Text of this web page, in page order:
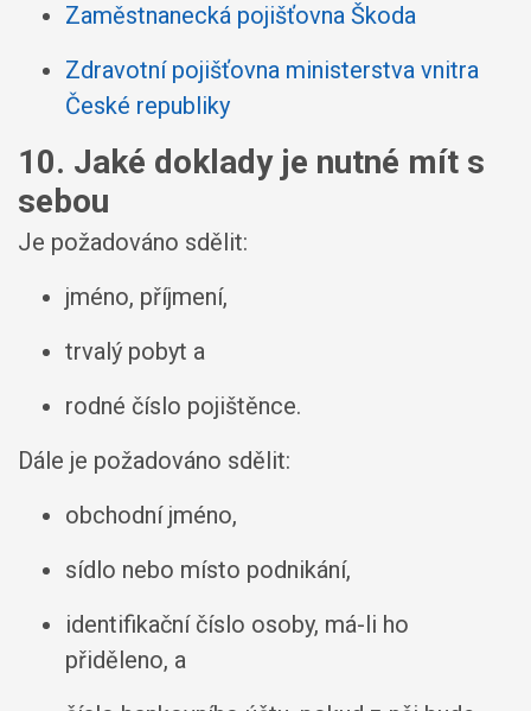
Zaměstnanecká pojišťovna Škoda
Zdravotní pojišťovna ministerstva vnitra
České republiky
10. Jaké doklady je nutné mít s
sebou
Je požadováno sdělit:
jméno, příjmení,
trvalý pobyt a
rodné číslo pojištěnce.
Dále je požadováno sdělit:
obchodní jméno,
sídlo nebo místo podnikání,
identifikační číslo osoby, má-li ho
přiděleno, a